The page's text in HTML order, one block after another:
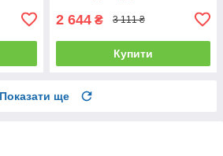
2 644 ₴ 3 111 ₴
Купити
Показати ще